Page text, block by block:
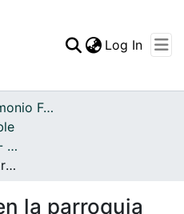
Log In
Archivo del Patrimonio Fotográfico y Fílmico del Valle del Cauca
FCCV - Celebraciones - Patrimonial
Niños reunidos en la parroquia del barrio El Jordán en medio de su primera comunión
la parroquia